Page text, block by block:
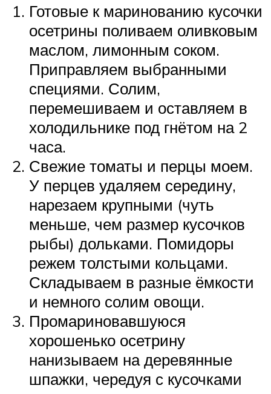
Готовые к маринованию кусочки
осетрины поливаем оливковым
маслом, лимонным соком.
Приправляем выбранными
специями. Солим,
перемешиваем и оставляем в
холодильнике под гнётом на 2
часа.
Свежие томаты и перцы моем.
У перцев удаляем середину,
нарезаем крупными (чуть
меньше, чем размер кусочков
рыбы) дольками. Помидоры
режем толстыми кольцами.
Складываем в разные ёмкости
и немного солим овощи.
Промариновавшуюся
хорошенько осетрину
нанизываем на деревянные
шпажки, чередуя с кусочками